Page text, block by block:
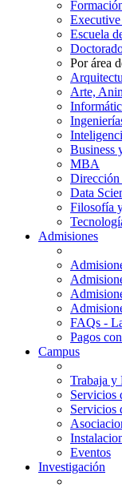
Escuela
Por área
Arte,
Business
MBA
Dirección
Data
Filosofía
Admisiones
FAQs -
Pagos
Campus
Trabaja y
Servicios
Servicios
Eventos
Investigación